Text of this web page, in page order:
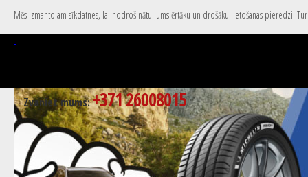
Mēs izmantojam sīkdatnes, lai nodrošinātu jums ērtāku un drošāku lietošanas pieredzi.
Zvaniet mums:+371 26008015